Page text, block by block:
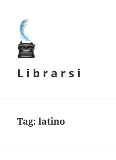
L i b r a r s i
Tag:latino